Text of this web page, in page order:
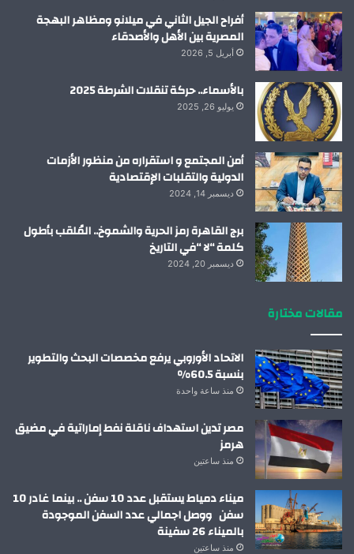
أفراح الجيل الثاني في ميلانو ومظاهر البهجة
المصرية بين الأهل والأصدقاء
أبريل 5, 2026
بالأسماء.. حركة تنقلات الشرطة 2025
يوليو 26, 2025
أمن المجتمع و استقراره من منظور الأزمات
الدولية والتقلبات الإقتصادية
ديسمبر 14, 2024
برج القاهرة رمز الحرية والشموخ.. المُلقب بأطول
كلمة “لا “في التاريخ
ديسمبر 20, 2024
مقالات مختارة
الاتحاد الأوروبي يرفع مخصصات البحث والتطوير
بنسبة 60.5%
منذ ساعة واحدة
مصر تدين استهداف ناقلة نفط إماراتية في مضيق
هرمز
منذ ساعتين
ميناء دمياط يستقبل عدد 10 سفن .. بينما غادر 10
سفن ووصل اجمالي عدد السفن الموجودة
بالميناء 26 سفينة
منذ ساعتين